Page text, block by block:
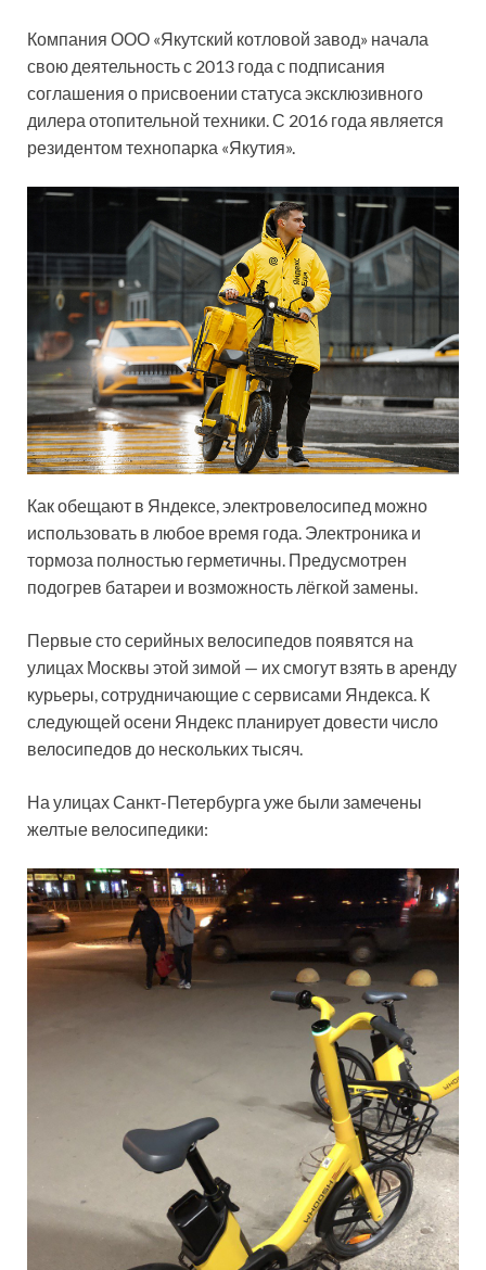
Компания ООО «Якутский котловой завод» начала
свою деятельность с 2013 года с подписания
соглашения о присвоении статуса эксклюзивного
дилера отопительной техники. С 2016 года является
резидентом технопарка «Якутия».
Как обещают в Яндексе, электровелосипед можно
использовать в любое время года. Электроника и
тормоза полностью герметичны. Предусмотрен
подогрев батареи и возможность лёгкой замены.
Первые сто серийных велосипедов появятся на
улицах Москвы этой зимой — их смогут взять в аренду
курьеры, сотрудничающие с сервисами Яндекса. К
следующей осени Яндекс планирует довести число
велосипедов до нескольких тысяч.
На улицах Санкт-Петербурга уже были замечены
желтые велосипедики: